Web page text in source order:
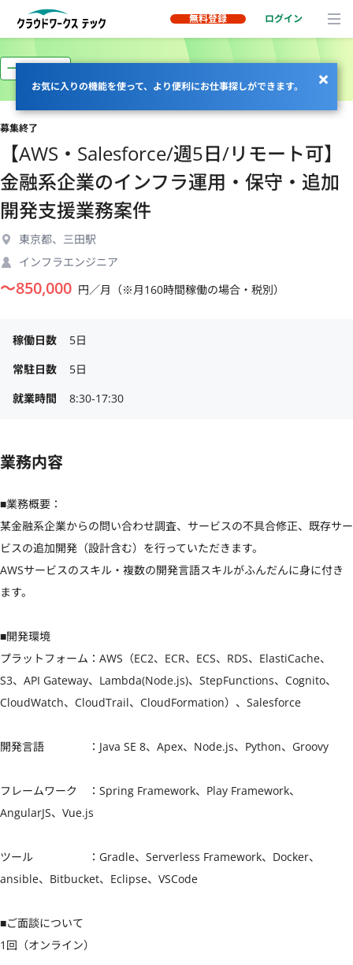
無料登録 ログイン
お気に入りの機能を使って、より便利にお仕事探しができます。
一部リモート
募集終了
【AWS・Salesforce/週5日/リモート可】
金融系企業のインフラ運用・保守・追加
開発支援業務案件
東京都、三田駅
インフラエンジニア
〜850,000 円／月（※月160時間稼働の場合・税別）
稼働日数
5日
常駐日数
5日
就業時間
8:30-17:30
業務内容
■業務概要：
某金融系企業からの問い合わせ調査、サービスの不具合修正、既存サー
ビスの追加開発（設計含む）を行っていただきます。
AWSサービスのスキル・複数の開発言語スキルがふんだんに身に付き
ます。
■開発環境
プラットフォーム：AWS（EC2、ECR、ECS、RDS、ElastiCache、
S3、API Gateway、Lambda(Node.js)、StepFunctions、Cognito、
CloudWatch、CloudTrail、CloudFormation）、Salesforce
開発言語　　　　：Java SE 8、Apex、Node.js、Python、Groovy
フレームワーク　：Spring Framework、Play Framework、
AngularJS、Vue.js
ツール　　　　　：Gradle、Serverless Framework、Docker、
ansible、Bitbucket、Eclipse、VSCode
■ご面談について
1回（オンライン）